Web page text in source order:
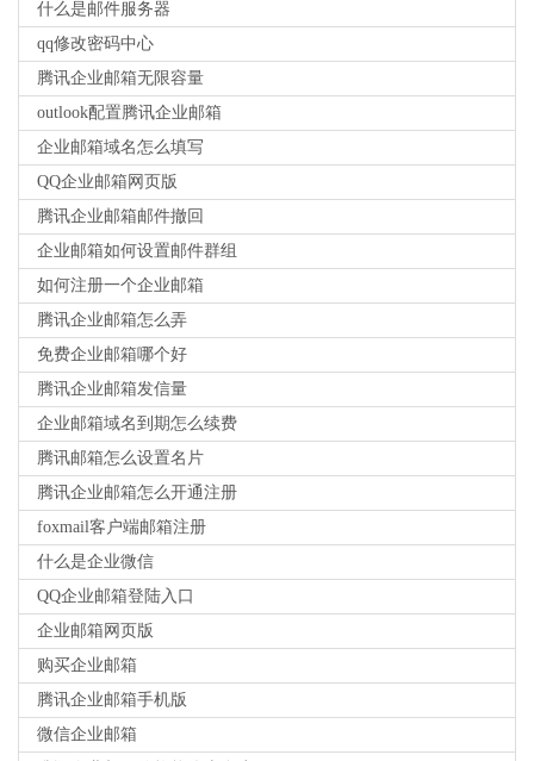
什么是邮件服务器
qq修改密码中心
腾讯企业邮箱无限容量
outlook配置腾讯企业邮箱
企业邮箱域名怎么填写
QQ企业邮箱网页版
腾讯企业邮箱邮件撤回
企业邮箱如何设置邮件群组
如何注册一个企业邮箱
腾讯企业邮箱怎么弄
免费企业邮箱哪个好
腾讯企业邮箱发信量
企业邮箱域名到期怎么续费
腾讯邮箱怎么设置名片
腾讯企业邮箱怎么开通注册
foxmail客户端邮箱注册
什么是企业微信
QQ企业邮箱登陆入口
企业邮箱网页版
购买企业邮箱
腾讯企业邮箱手机版
微信企业邮箱